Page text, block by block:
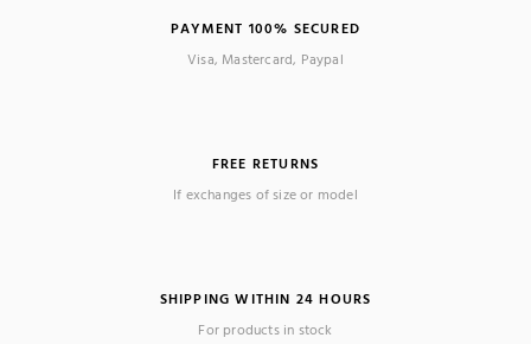
PAYMENT 100% SECURED
Visa, Mastercard, Paypal
FREE RETURNS
If exchanges of size or model
SHIPPING WITHIN 24 HOURS
For products in stock